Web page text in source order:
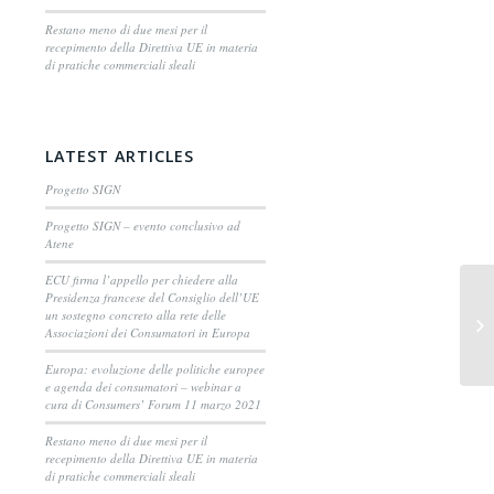
Restano meno di due mesi per il
recepimento della Direttiva UE in materia
di pratiche commerciali sleali
LATEST ARTICLES
Progetto SIGN
Progetto SIGN – evento conclusivo ad
Atene
ECU firma l’appello per chiedere alla
Presidenza francese del Consiglio dell’UE
un sostegno concreto alla rete delle
Associazioni dei Consumatori in Europa
Europa: evoluzione delle politiche europee
e agenda dei consumatori – webinar a
cura di Consumers’ Forum 11 marzo 2021
Restano meno di due mesi per il
recepimento della Direttiva UE in materia
di pratiche commerciali sleali